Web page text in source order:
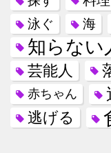
泳ぐ 海
知らない
芸能人
赤ちゃん
逃げる